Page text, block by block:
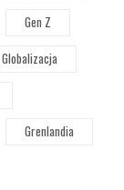
Gen Z
Globalizacja
Grenlandia